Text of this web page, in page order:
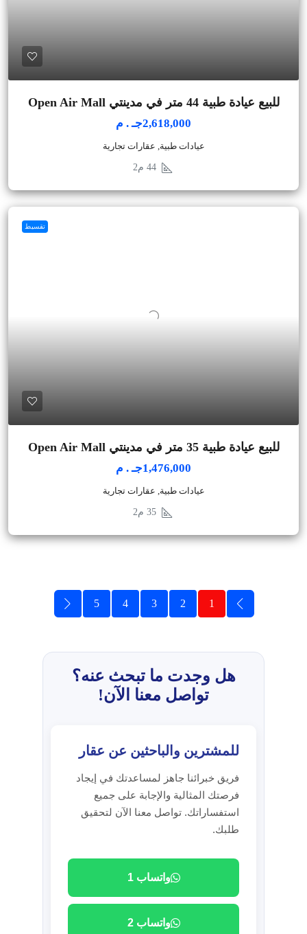
للبيع عيادة طبية 44 متر في مدينتي Open Air Mall
2,618,000جـ . م
عيادات طبية, عقارات تجارية
44 م2
تقسيط
للبيع عيادة طبية 35 متر في مدينتي Open Air Mall
1,476,000جـ . م
عيادات طبية, عقارات تجارية
35 م2
1
2
3
4
5
هل وجدت ما تبحث عنه؟
تواصل معنا الآن!
للمشترين والباحثين عن عقار
فريق خبرائنا جاهز لمساعدتك في إيجاد
فرصتك المثالية والإجابة على جميع
استفساراتك. تواصل معنا الآن لتحقيق
طلبك.
واتساب 1
واتساب 2